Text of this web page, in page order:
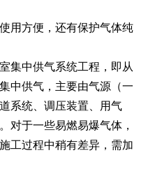
用方便，还有保护气体纯
集中供气系统工程，即从
中供气，主要由气源（一
系统、调压装置、用气
对于一些易燃易爆气体，
工过程中稍有差异，需加